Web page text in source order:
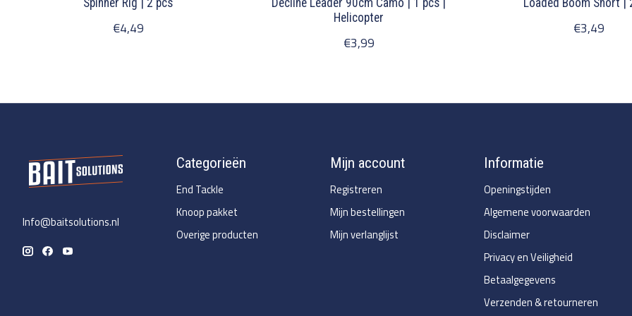
Spinner Rig | 2 pcs
€4,49
Decline Leader 90cm Camo | 1 pcs |
Helicopter
€3,99
Loaded Boom Short |
€3,49
Info@baitsolutions.nl
Categorieën
End Tackle
Knoop pakket
Overige producten
Mijn account
Registreren
Mijn bestellingen
Mijn verlanglijst
Informatie
Openingstijden
Algemene voorwaarden
Disclaimer
Privacy en Veiligheid
Betaalgegevens
Verzenden & retourneren